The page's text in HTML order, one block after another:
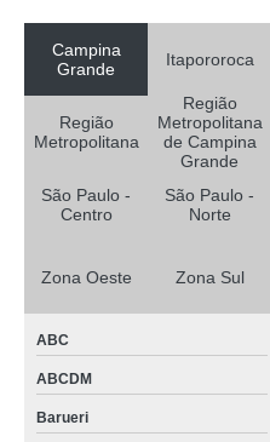
Campina
Grande
Itapororoca
Região
Metropolitana
Região
Metropolitana
de Campina
Grande
São Paulo -
Centro
São Paulo -
Norte
Zona Oeste Zona Sul
ABC
ABCDM
Barueri